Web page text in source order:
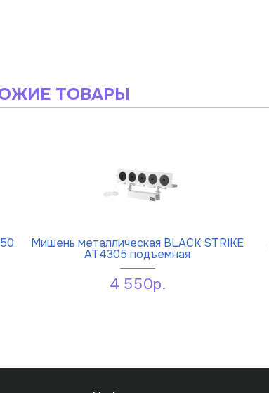
ТОВАРЫ
Мишень металлическая BLACK STRIKE
AT4305 подъемная
4 550р.